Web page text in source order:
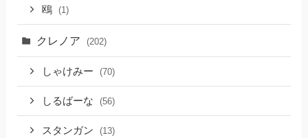
鴎 (1)
クレノア (202)
しゃけみー (70)
しるばーな (56)
スタンガン (13)